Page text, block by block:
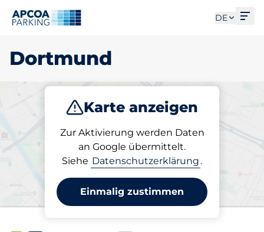
DE
Dortmund
Karte anzeigen
Zur Aktivierung werden Daten
an Google übermittelt.
Siehe Datenschutzerklärung .
Einmalig zustimmen
Parken
Wählen Sie Ihren Stellplatz
in Dortmund